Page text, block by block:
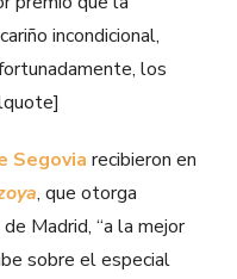
incondicional,
los
Segovia recibieron en
, que otorga
Madrid, “a la mejor
sobre el especial